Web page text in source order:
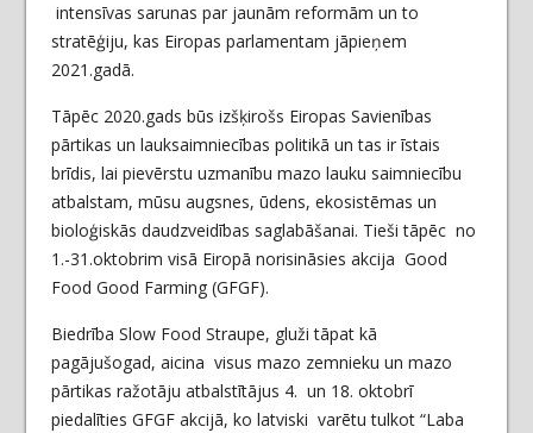
intensīvas sarunas par jaunām reformām un to
stratēģiju, kas Eiropas parlamentam jāpieņem
2021.gadā.
Tāpēc 2020.gads būs izšķirošs Eiropas Savienības
pārtikas un lauksaimniecības politikā un tas ir īstais
brīdis, lai pievērstu uzmanību mazo lauku saimniecību
atbalstam, mūsu augsnes, ūdens, ekosistēmas un
bioloģiskās daudzveidības saglabāšanai. Tieši tāpēc no
1.-31.oktobrim visā Eiropā norisināsies akcija Good
Food Good Farming (GFGF).
Biedrība Slow Food Straupe, gluži tāpat kā
pagājušogad, aicina visus mazo zemnieku un mazo
pārtikas ražotāju atbalstītājus 4. un 18. oktobrī
piedalīties GFGF akcijā, ko latviski varētu tulkot “Laba